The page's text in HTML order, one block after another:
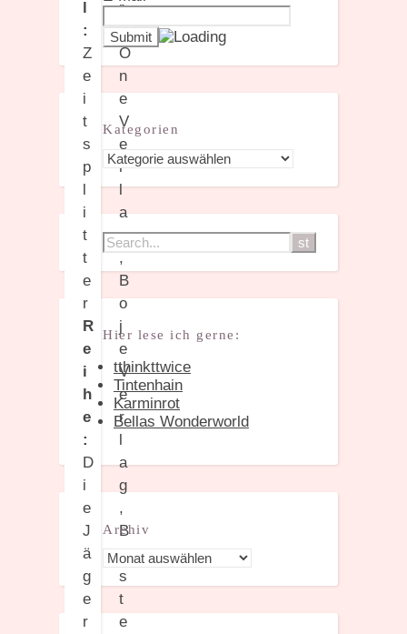
l
:
Z
e
i
t
s
p
l
i
t
t
e
r
R
e
i
h
e
:
D
i
e
J
ä
g
e
r
Kategorien
Kategorien
Hier lese ich gerne:
tthinkttwice
Tintenhain
Karminrot
Bellas Wonderworld
Archiv
Archiv